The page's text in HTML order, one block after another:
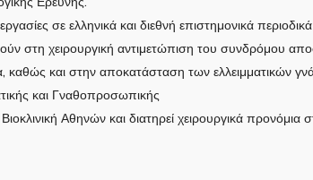
σε ελληνικά και διεθνή επιστημονικά
στη χειρουργική αντιμετώπιση του συνδρόμου
καθώς και στην αποκατάσταση των ελλειμματικών
και Γναθοπροσωπικής
Αθηνών και διατηρεί χειρουργικά